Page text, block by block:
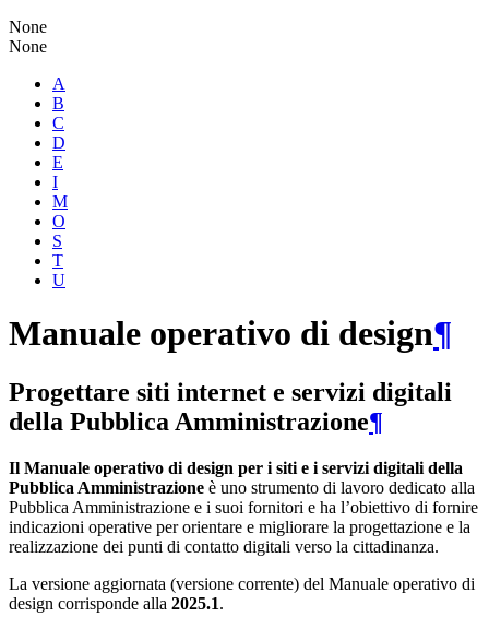
None
None
A
B
C
D
E
I
M
O
S
T
U
Manuale operativo di design¶
Progettare siti internet e servizi digitali
della Pubblica Amministrazione¶
Il Manuale operativo di design per i siti e i servizi digitali della
Pubblica Amministrazione è uno strumento di lavoro dedicato alla
Pubblica Amministrazione e i suoi fornitori e ha l’obiettivo di fornire
indicazioni operative per orientare e migliorare la progettazione e la
realizzazione dei punti di contatto digitali verso la cittadinanza.
La versione aggiornata (versione corrente) del Manuale operativo di
design corrisponde alla 2025.1.